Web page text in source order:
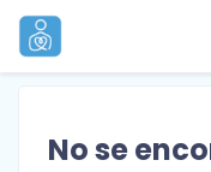
No se